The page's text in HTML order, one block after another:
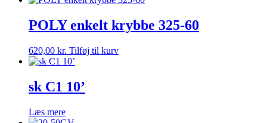
POLY enkelt krybbe 325-60
620,00 kr. Tilføj til kurv
sk C1 10’
Læs mere